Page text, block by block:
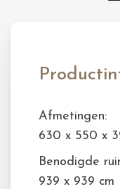
Afmetingen:
630 x 550 x
Benodigde
939 x 939 cm